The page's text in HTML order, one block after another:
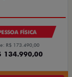
FÍSICA
R$ 173.490,00
134.990,00